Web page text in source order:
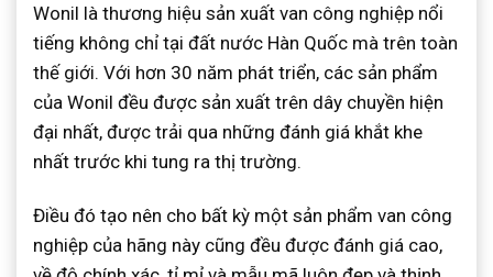
Wonil là thương hiệu sản xuất van công nghiệp nổi
tiếng không chỉ tại đất nước Hàn Quốc mà trên toàn
thế giới. Với hơn 30 năm phát triển, các sản phẩm
của Wonil đều được sản xuất trên dây chuyền hiện
đại nhất, được trải qua những đánh giá khắt khe
nhất trước khi tung ra thị trường.
Điều đó tạo nên cho bất kỳ một sản phẩm van công
nghiệp của hãng này cũng đều được đánh giá cao,